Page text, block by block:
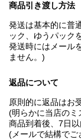
商品引き渡し方法
発送は基本的に普
ック、ゆうパック
発送時にはメール
ません。)
返品について
原則的に返品はお
(明らかに当店のミ
商品到着後、7日以
(メールで結構でご